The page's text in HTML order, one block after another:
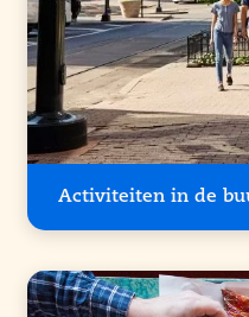
Activiteiten in de